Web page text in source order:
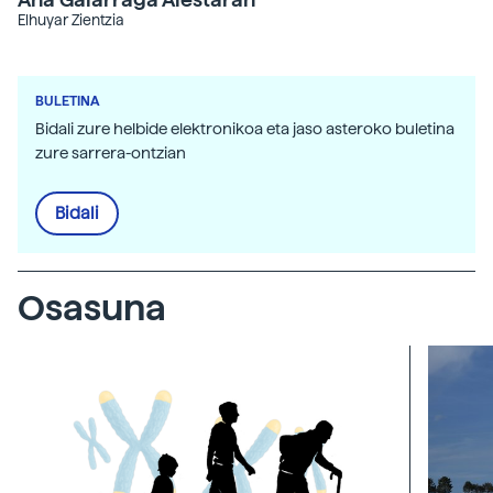
Elhuyar Zientzia
BULETINA
Bidali zure helbide elektronikoa eta jaso asteroko buletina
zure sarrera-ontzian
Bidali
Osasuna